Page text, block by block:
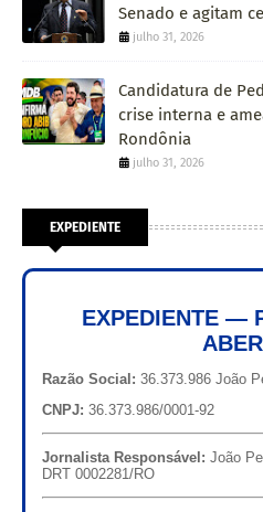
Senado e agitam
julho 31, 2026
Candidatura de
crise interna e
Rondônia
julho 31, 2026
EXPEDIENTE
EXPEDIENTE —
Razão Social: 36.373.986 João
CNPJ: 36.373.986/0001-92
Jornalista Responsável: João
DRT 0002281/RO